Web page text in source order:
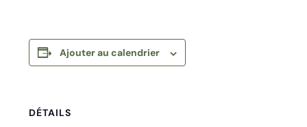
Ajouter au calendrier
DÉTAILS